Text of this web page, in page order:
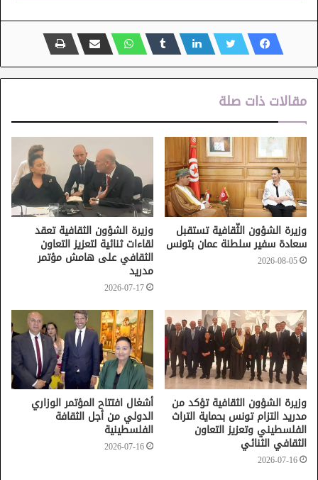
تونس، تجمع هندسته بين خصائص المعمار التونسي الأصيل
وعناصر معمارية وزخرفيّة أجنبية. وقد زار وزير الثقافة الروماني
السيد “أندراش إشتفان ديمتر” مدينة الثقافة الشاذلي القليبي
والموقع الأثري بقرطاج.
وخلال تصريح إعلامي، أعرب السيّد الوزير عن سعادته بهذه الزّيارة
التي حملت معها توقيع اتّفاقية برنامج تعاون مشترك بين تونس
ورومانيا مما يعكس رغبة صادقة في الارتقاء بالعلاقات الثنائية
إلى مستوى أوثق، عبر مشاريع ملموسة في عدد هامّ من
المجالات الثقافية والفنية، مثمّنا هذه الخطوة الهامّة التي تتيح
تبادل الخبرات والاستفادة من التجربة التونسية خاصّة في مجال
تثمين التّراث وترميمه، وغيرها من آفاق تعاونيّة.
مقالات ذات صلة
وزيرة الشؤون الثّقافية تستقبل
سعادة سفير سلطنة عمان بتونس
2026-08-05
وزيرة الشؤون الثقافية تعقد
لقاءات ثنائية لتعزيز التعاون
الثقافي على هامش مؤتمر
مدريد
2026-07-17
وزيرة الشؤون الثقافية تؤكد من
مدريد التزام تونس بحماية التراث
الفلسطيني وتعزيز التعاون
الثقافي الثنائي
2026-07-16
أشغال افتتاح المؤتمر الوزاري
الدولي من أجل الثقافة
الفلسطينية
2026-07-16